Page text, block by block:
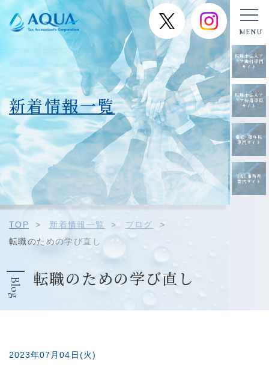
税理士法人ア
クア歯科専門
サイト
税理士法人ア
クア採用専用
サイト
相続･贈与税
専門サイト
TKC事務所
案内サイト
新着情報一覧
TOP > 新着情報一覧 > ブログ
>
転職のための学び直し
転職のための学び直し
Blog
2023年07月04日(火)